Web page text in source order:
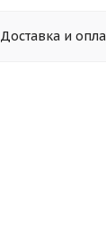
Доставка и